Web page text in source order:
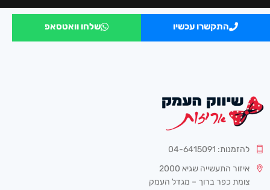
התקשרו עכשיו שלחו וואטסאפ
להזמנות: 04-6415091
איזור התעשייה שגיא 2000
צומת כפר ברוך – מגדל העמק